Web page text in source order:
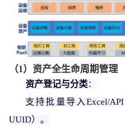
（1） 资产全生命周期管理
资产登记与分类：
支持批量导入Excel/
UUID）。